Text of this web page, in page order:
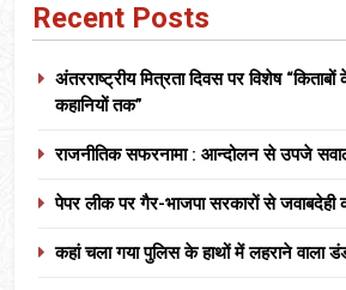
Recent Posts
अंतरराष्ट्रीय मित्रता दिवस पर विशेष
कहानियों तक”
राजनीतिक सफरनामा : आन्दोलन से उपजे
पेपर लीक पर गैर-भाजपा सरकारों से जवाबदेही
कहां चला गया पुलिस के हाथों में लहराने वाला